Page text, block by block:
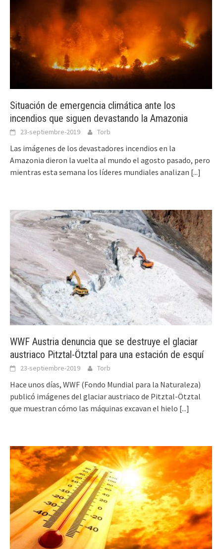
Situación de emergencia climática ante los
incendios que siguen devastando la Amazonia
23-septiembre-2019 Torb
Las imágenes de los devastadores incendios en la
Amazonia dieron la vuelta al mundo el agosto pasado, pero
mientras esta semana los líderes mundiales analizan [...]
WWF Austria denuncia que se destruye el glaciar
austriaco Pitztal-Ötztal para una estación de esquí
23-septiembre-2019 Torb
Hace unos días, WWF (Fondo Mundial para la Naturaleza)
publicó imágenes del glaciar austriaco de Pitztal-Ötztal
que muestran cómo las máquinas excavan el hielo [...]